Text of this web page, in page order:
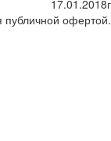
17.01.2018г
офертой.